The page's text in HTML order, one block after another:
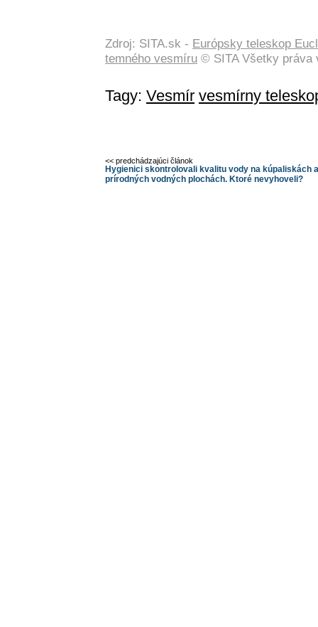
Zdroj: SITA.sk - Európsky teleskop
temného vesmíru © SITA Všetky práva
Tagy: Vesmír vesmírny
<< predchádzajúci článok
Hygienici skontrolovali kvalitu vody na kúpaliskách a
prírodných vodných plochách. Ktoré nevyhoveli?